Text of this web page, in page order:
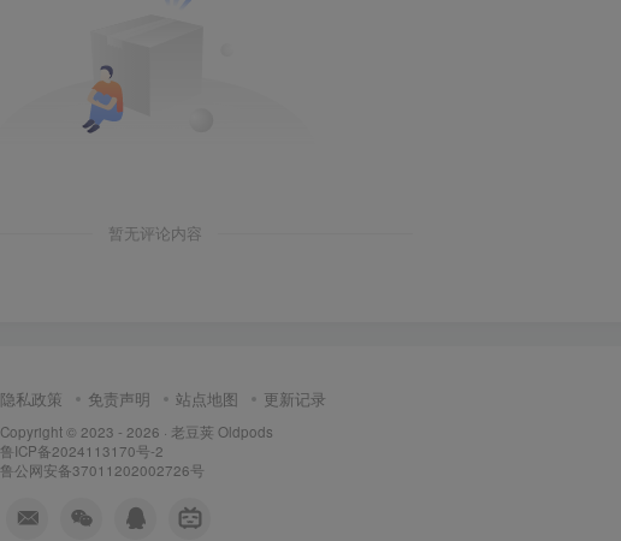
暂无评论内容
隐私政策 免责声明 站点地图 更新记录
Copyright © 2023 - 2026 · 老豆荚 Oldpods
鲁ICP备2024113170号-2
鲁公网安备37011202002726号